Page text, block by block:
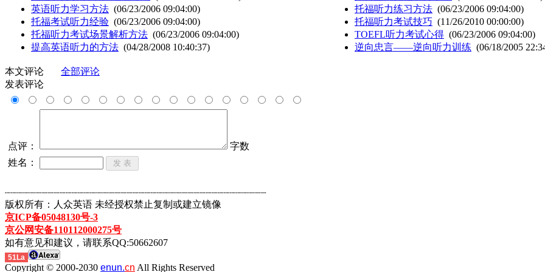
英语听力学习方法 (06/23/2006 09:04:00)
托福考试听力经验 (06/23/2006 09:04:00)
托福听力考试场景解析方法 (06/23/2006 09:04:00)
提高英语听力的方法 (04/28/2008 10:40:37)
托福听力练习方法 (06/23/2006 09:04:00)
托福听力考试技巧 (11/26/2010 00:00:00)
TOEFL听力考试心得 (06/23/2006 09:04:00)
逆向忠言——逆向听力训练 (06/18/2005
本文评论
全部评论
发表评论
点评：
字数
姓名：
┈┈┈┈┈┈┈┈┈┈┈┈┈┈┈┈┈┈┈┈┈┈┈┈┈┈┈┈┈┈┈┈┈┈┈┈┈┈┈┈┈┈┈
版权所有：人众英语 未经授权禁止复制或建立镜像
京ICP备05048130号-3
京公网安备110112000275号
如有意见和建议，请联系QQ:50662607
51La
Copyright © 2000-2030 enun.cn All Rights Reserved